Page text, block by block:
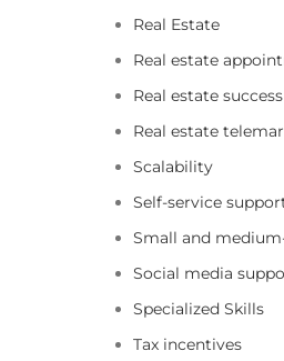
Real Estate
Real estate
Real estate success
Real estate
Scalability
Self-service
Small and
Social media
Specialized Skills
Tax incentives